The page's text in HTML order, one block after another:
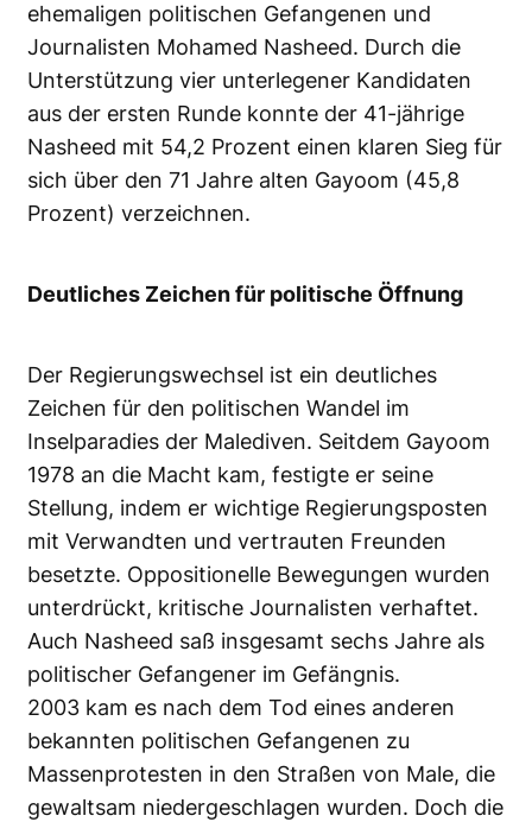
ehemaligen politischen Gefangenen und
Journalisten Mohamed Nasheed. Durch die
Unterstützung vier unterlegener Kandidaten
aus der ersten Runde konnte der 41-jährige
Nasheed mit 54,2 Prozent einen klaren Sieg für
sich über den 71 Jahre alten Gayoom (45,8
Prozent) verzeichnen.
Deutliches Zeichen für politische Öffnung
Der Regierungswechsel ist ein deutliches
Zeichen für den politischen Wandel im
Inselparadies der Malediven. Seitdem Gayoom
1978 an die Macht kam, festigte er seine
Stellung, indem er wichtige Regierungsposten
mit Verwandten und vertrauten Freunden
besetzte. Oppositionelle Bewegungen wurden
unterdrückt, kritische Journalisten verhaftet.
Auch Nasheed saß insgesamt sechs Jahre als
politischer Gefangener im Gefängnis.
2003 kam es nach dem Tod eines anderen
bekannten politischen Gefangenen zu
Massenprotesten in den Straßen von Male, die
gewaltsam niedergeschlagen wurden. Doch die